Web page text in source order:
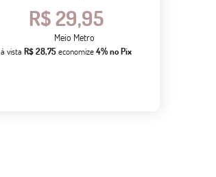
R$ 29,95
Meio Metro
à vistaR$ 28,75economize4% no Pix